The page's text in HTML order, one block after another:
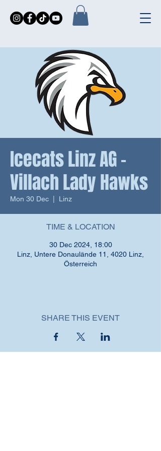
Icecats Linz AG -
Villach Lady Hawks
Mon 30 Dec Linz
TIME & LOCATION
30 Dec 2024, 18:00
Linz, Untere Donaulände 11, 4020 Linz,
Österreich
SHARE THIS EVENT